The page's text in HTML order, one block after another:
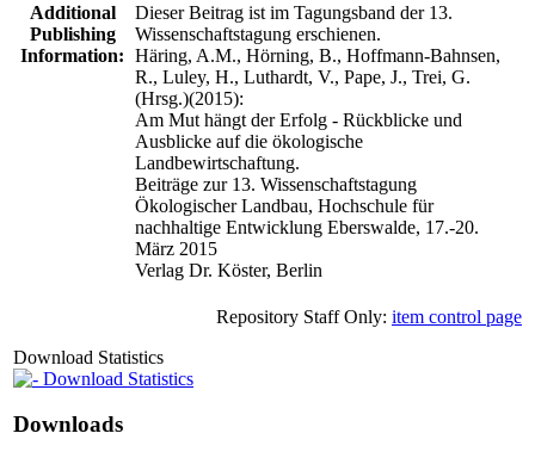
Additional
Publishing
Information:
Dieser Beitrag ist im Tagungsband der 13.
Wissenschaftstagung erschienen.
Häring, A.M., Hörning, B., Hoffmann-Bahnsen,
R., Luley, H., Luthardt, V., Pape, J., Trei, G.
(Hrsg.)(2015):
Am Mut hängt der Erfolg - Rückblicke und
Ausblicke auf die ökologische
Landbewirtschaftung.
Beiträge zur 13. Wissenschaftstagung
Ökologischer Landbau, Hochschule für
nachhaltige Entwicklung Eberswalde, 17.-20.
März 2015
Verlag Dr. Köster, Berlin
Repository Staff Only: item control page
Download Statistics
Download Statistics
Downloads